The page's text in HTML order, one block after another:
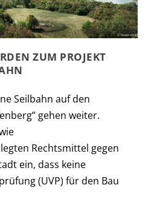
ZUM PROJEKT
Seilbahn auf den
gehen weiter.
Rechtsmittel gegen
ein, dass keine
(UVP) für den Bau